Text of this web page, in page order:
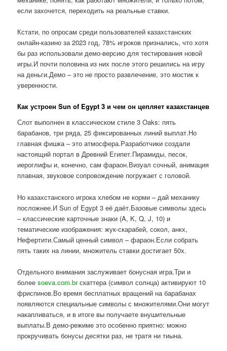
если захочется, переходить на реальные ставки.
Кстати, по опросам среди пользователей казахстанских
онлайн-казино за 2023 год, 78% игроков признались, что хотя
бы раз использовали демо-версию для тестирования новой
игры.И почти половина из них после этого решились на игру
на деньги.Демо – это не просто развлечение, это мостик к
уверенности.
Как устроен Sun of Egypt 3 и чем он цепляет казахстанцев
Слот выполнен в классическом стиле 3 Oaks: пять
барабанов, три ряда, 25 фиксированных линий выплат.Но
главная фишка – это атмосфера.Разработчики создали
настоящий портал в Древний Египет.Пирамиды, песок,
иероглифы и, конечно, сам фараон.Визуал сочный, анимация
плавная, звуковое сопровождение погружает с головой.
Но казахстанского игрока хлебом не корми – дай механику
посложнее.И Sun of Egypt 3 её даёт.Базовые символы здесь
– классические карточные знаки (A, K, Q, J, 10) и
тематические изображения: жук-скарабей, сокол, анкх,
Нефертити.Самый ценный символ – фараон.Если собрать
пять таких на линии, множитель ставки достигает 50x.
Отдельного внимания заслуживает бонусная игра.Три и
болееsoeva.com.brскаттера (символ солнца) активируют 10
фриспинов.Во время бесплатных вращений на барабанах
появляются специальные символы с множителями.Они могут
накапливаться, и в итоге вы получаете внушительные
выплаты.В демо-режиме это особенно приятно: можно
прокручивать бонусы десятки раз, не тратя ни тиына.